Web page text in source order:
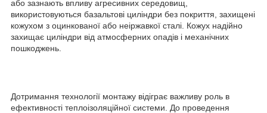
або зазнають впливу агресивних середовищ,
використовуються базальтові циліндри без покриття, захищені
кожухом з оцинкованої або неіржавкої сталі. Кожух надійно
захищає циліндри від атмосферних опадів і механічних
пошкоджень.
Дотримання технології монтажу відіграє важливу роль в
ефективності теплоізоляційної системи. До проведення